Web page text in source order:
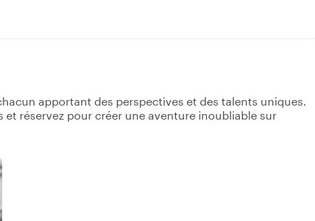
apportant des perspectives et des talents uniques.
réservez pour créer une aventure inoubliable sur